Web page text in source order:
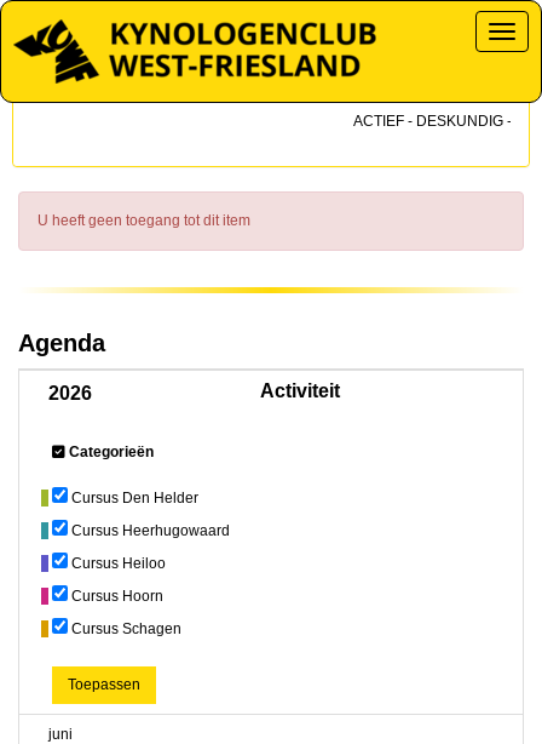
ACTIEF - DESKUNDIG -
U heeft geen toegang tot dit item
Agenda
2026 Activiteit
Categorieën
Cursus Den Helder
Cursus Heerhugowaard
Cursus Heiloo
Cursus Hoorn
Cursus Schagen
Toepassen
juni